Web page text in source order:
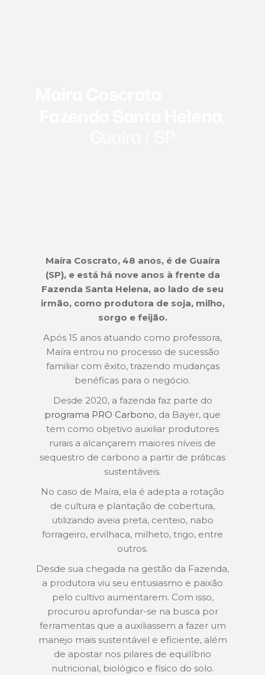
Maíra Coscrato, 48 anos, é de Guaíra
(SP), e está há nove anos à frente da
Fazenda Santa Helena, ao lado de seu
irmão, como produtora de soja, milho,
sorgo e feijão.
Após 15 anos atuando como professora,
Maíra entrou no processo de sucessão
familiar com êxito, trazendo mudanças
benéficas para o negócio.
Desde 2020, a fazenda faz parte do
programa PRO Carbono, da Bayer, que
tem como objetivo auxiliar produtores
rurais a alcançarem maiores níveis de
sequestro de carbono a partir de práticas
sustentáveis.
No caso de Maíra, ela é adepta a rotação
de cultura e plantação de cobertura,
utilizando aveia preta, centeio, nabo
forrageiro, ervilhaca, milheto, trigo, entre
outros.
Desde sua chegada na gestão da Fazenda,
a produtora viu seu entusiasmo e paixão
pelo cultivo aumentarem. Com isso,
procurou aprofundar-se na busca por
ferramentas que a auxiliassem a fazer um
manejo mais sustentável e eficiente, além
de apostar nos pilares de equilíbrio
nutricional, biológico e físico do solo.